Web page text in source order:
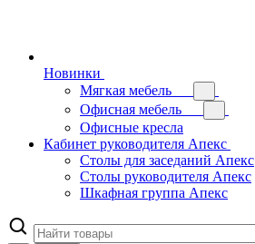
Новинки
Мягкая мебель
Офисная мебель
Офисные кресла
Кабинет руководителя Апекс
Столы для заседаний Апекс
Столы руководителя Апекс
Шкафная группа Апекс